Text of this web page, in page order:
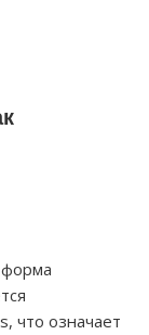
что означает